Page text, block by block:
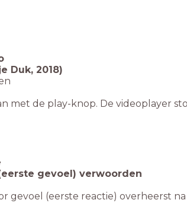
Duk, 2018)
met de play-knop. De videoplayer
gevoel) verwoorden
gevoel (eerste reactie) overheerst